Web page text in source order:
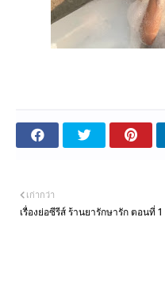
เก่ากว่า
เรื่องย่อซีรีส์ ร้านยารักษารัก ตอนที่ 1